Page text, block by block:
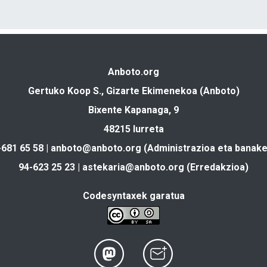
Anboto.org
Gertuko Koop S., Gizarte Ekimenekoa (Anboto)
Bixente Kapanaga, 9
48215 Iurreta
65 58 | anboto@anboto.org (Administrazioa eta
94-623 25 23 | astekaria@anboto.org (Erredakzioa)
Codesyntaxek garatua